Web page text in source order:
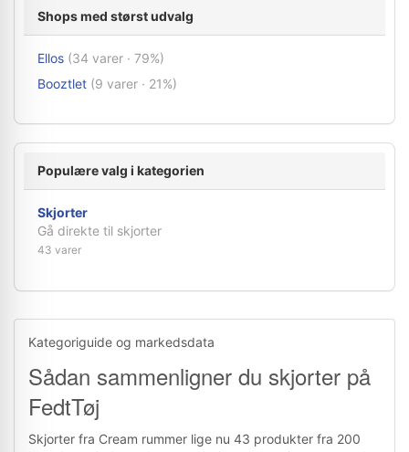
Shops med størst udvalg
Ellos (34 varer · 79%)
Booztlet (9 varer · 21%)
Populære valg i kategorien
Skjorter
Gå direkte til skjorter
43 varer
Kategoriguide og markedsdata
Sådan sammenligner du skjorter på
FedtTøj
Skjorter fra Cream rummer lige nu 43 produkter fra 200